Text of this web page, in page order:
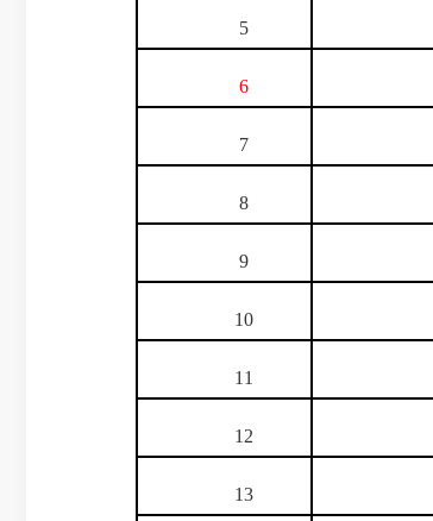
5
6
7
8
9
10
11
12
13